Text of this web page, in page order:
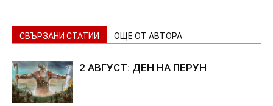
СВЪРЗАНИ СТАТИИ ОЩЕ ОТ АВТОРА
2 АВГУСТ: ДЕН НА ПЕРУН